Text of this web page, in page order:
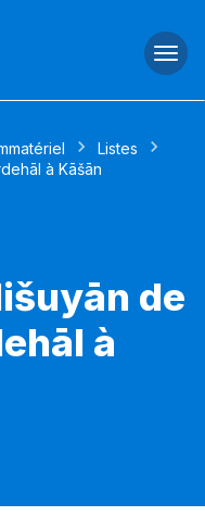
Listes
à Kāšān
de
à